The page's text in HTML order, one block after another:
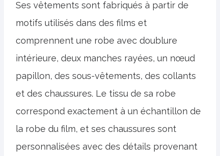
Ses vêtements sont fabriqués à partir de
motifs utilisés dans des films et
comprennent une robe avec doublure
intérieure, deux manches rayées, un nœud
papillon, des sous-vêtements, des collants
et des chaussures. Le tissu de sa robe
correspond exactement à un échantillon de
la robe du film, et ses chaussures sont
personnalisées avec des détails provenant